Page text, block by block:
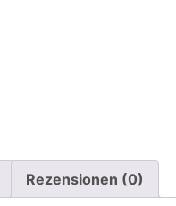
Rezensionen (0)